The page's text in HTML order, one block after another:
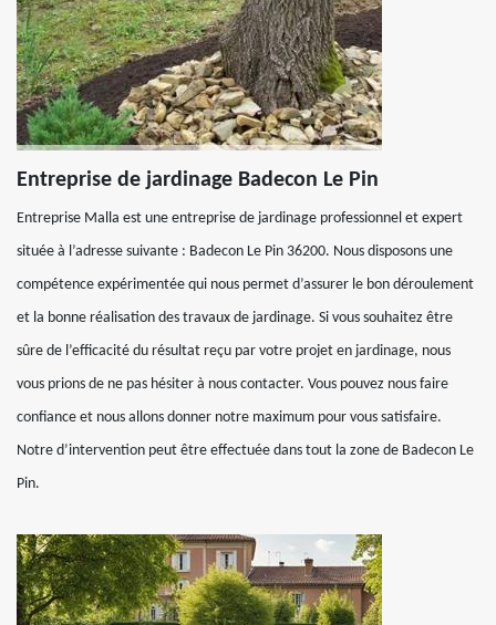
Entreprise de jardinage Badecon Le Pin
Entreprise Malla est une entreprise de jardinage professionnel et expert
située à l’adresse suivante : Badecon Le Pin 36200. Nous disposons une
compétence expérimentée qui nous permet d’assurer le bon déroulement
et la bonne réalisation des travaux de jardinage. Si vous souhaitez être
sûre de l’efficacité du résultat reçu par votre projet en jardinage, nous
vous prions de ne pas hésiter à nous contacter. Vous pouvez nous faire
confiance et nous allons donner notre maximum pour vous satisfaire.
Notre d’intervention peut être effectuée dans tout la zone de Badecon Le
Pin.